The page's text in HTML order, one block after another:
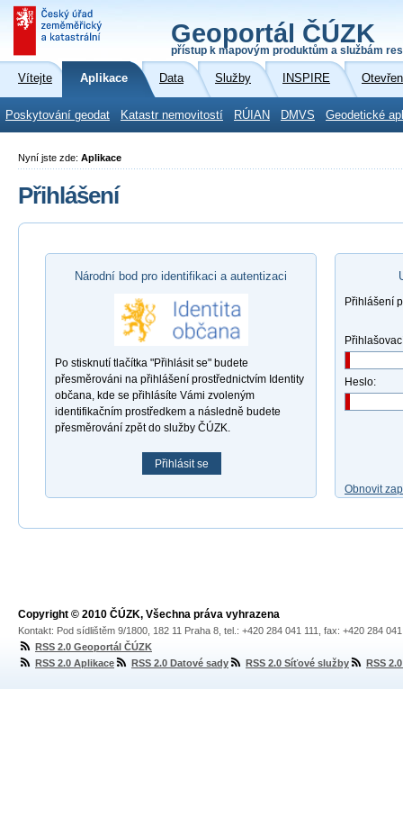
Geoportál ČÚZK
přístup k mapovým produktům a službám
Vítejte Aplikace Data Služby INSPIRE
Poskytování geodat Katastr nemovitostí RÚIAN DMVS Geodetické
Nyní jste zde: Aplikace
Přihlášení
Národní bod pro identifikaci a autentizaci
Po stisknutí tlačítka "Přihlásit se" budete
přesměrováni na přihlášení prostřednictvím Identity
občana, kde se přihlásíte Vámi zvoleným
identifikačním prostředkem a následně budete
přesměrování zpět do služby ČÚZK.
Přihlásit se
Přihlášení
Heslo:
Obnovit
Copyright © 2010 ČÚZK, Všechna práva vyhrazena
Kontakt: Pod sídlištěm 9/1800, 182 11 Praha 8, tel.: +420 284 041 111, fax: +420 284
RSS 2.0 Geoportál ČÚZK
RSS 2.0 Aplikace
RSS 2.0 Datové sady RSS 2.0 Síťové služby RSS